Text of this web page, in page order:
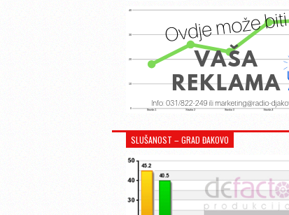
SLUŠANOST – GRAD ĐAKOVO